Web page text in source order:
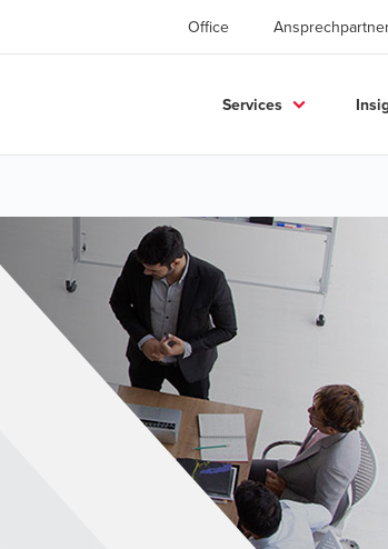
Office
Services